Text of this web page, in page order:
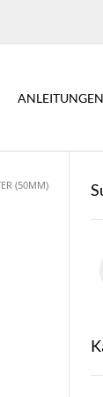
ANLEITUNGEN
(50MM)